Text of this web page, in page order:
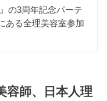
の3周年記念パーテ
ある全理美容室参加
容師、日本人理